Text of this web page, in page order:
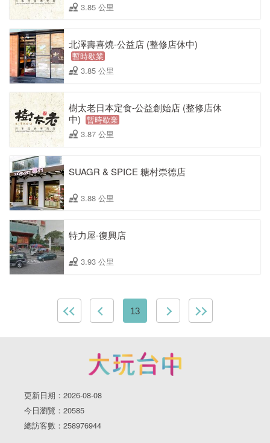
3.85 公里
北澤壽喜燒-公益店 (整修店休中)
暫時歇業
3.85 公里
樹太老日本定食-公益創始店 (整修店休
中) 暫時歇業
3.87 公里
SUAGR & SPICE 糖村崇德店
3.88 公里
特力屋-復興店
3.93 公里
13
更新日期：2026-08-08
今日瀏覽：20585
總訪客數：258976944